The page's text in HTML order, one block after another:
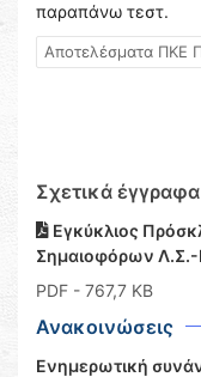
παραπάνω τεστ.
Αποτελέσματα ΠΚΕ
Σχετικά έγγραφα
Εγκύκλιος
Σημαιοφόρων
PDF - 767,7 KB
Ανακοινώσεις
Ενημερωτική